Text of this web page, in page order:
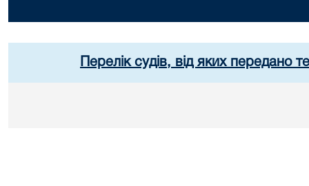
Перелік судів, від яких передано